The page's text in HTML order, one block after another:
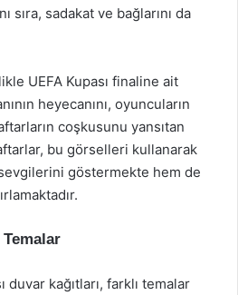
sıra, sadakat ve bağlarını da
UEFA Kupası finaline ait
heyecanını, oyuncuların
coşkusunu yansıtan
bu görselleri kullanarak
göstermekte hem de
Temalar
duvar kağıtları, farklı temalar